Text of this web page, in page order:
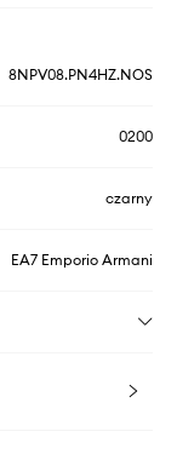
8NPV08.PN4HZ.NOS
0200
czarny
EA7 Emporio Armani